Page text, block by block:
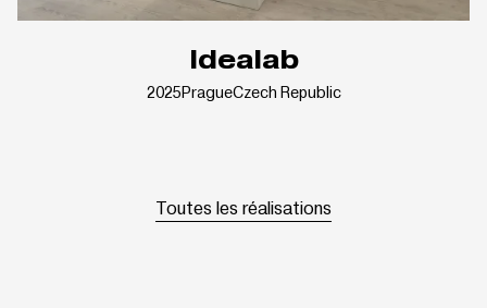
Idealab
2025PragueCzech Republic
Toutes les réalisations